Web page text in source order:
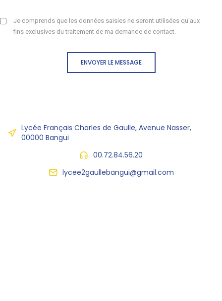
Je comprends que les données saisies ne seront utilisées qu'aux
fins exclusives du traitement de ma demande de contact.
ENVOYER LE MESSAGE
Lycée Français Charles de Gaulle, Avenue Nasser,
00000 Bangui
00.72.84.56.20
lycee2gaullebangui@gmail.com